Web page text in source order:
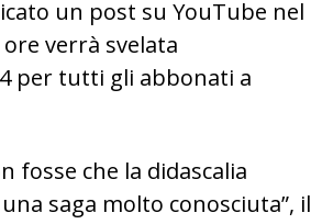
un post su YouTube nel
verrà svelata
per tutti gli abbonati a
fosse che la didascalia
saga molto conosciuta”, il